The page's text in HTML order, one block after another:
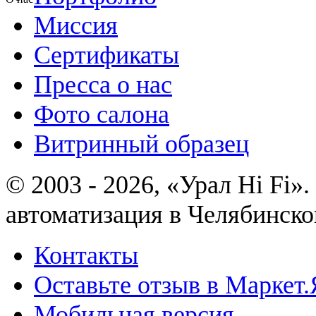
Миссия
Сертификаты
Пресса о нас
Фото салона
Витринный образец
© 2003 - 2026, «Урал Hi
автоматизация в
Контакты
Оставьте отзыв в